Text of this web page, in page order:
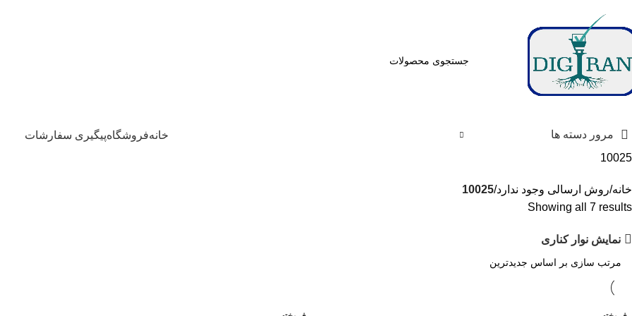
مرور دسته ها خانهفروشگاهپیگیری سفارشات
10025
خانه روش ارسالی وجود ندارد 10025
Showing all 7 results
نمایش نوار کناری